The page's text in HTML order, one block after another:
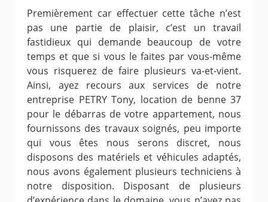
Premièrement car effectuer cette tâche n’est
pas une partie de plaisir, c’est un travail
fastidieux qui demande beaucoup de votre
temps et que si vous le faites par vous-même
vous risquerez de faire plusieurs va-et-vient.
Ainsi, ayez recours aux services de notre
entreprise PETRY Tony, location de benne 37
pour le débarras de votre appartement, nous
fournissons des travaux soignés, peu importe
qui vous êtes nous serons discret, nous
disposons des matériels et véhicules adaptés,
nous avons également plusieurs techniciens à
notre disposition. Disposant de plusieurs